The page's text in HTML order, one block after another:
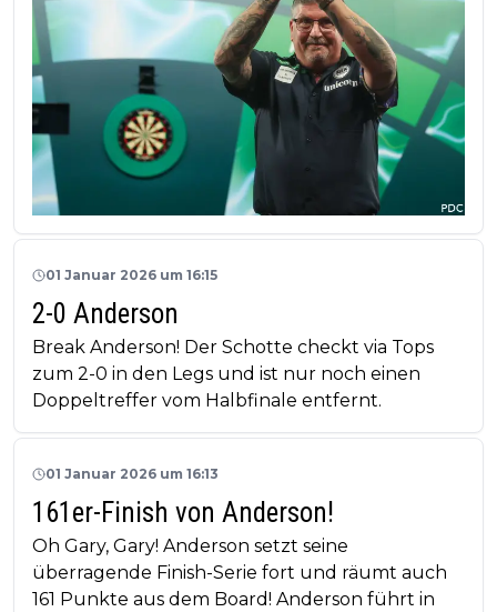
01 Januar 2026 um 16:15
2-0 Anderson
Break Anderson! Der Schotte checkt via Tops
zum 2-0 in den Legs und ist nur noch einen
Doppeltreffer vom Halbfinale entfernt.
01 Januar 2026 um 16:13
161er-Finish von Anderson!
Oh Gary, Gary! Anderson setzt seine
überragende Finish-Serie fort und räumt auch
161 Punkte aus dem Board! Anderson führt in